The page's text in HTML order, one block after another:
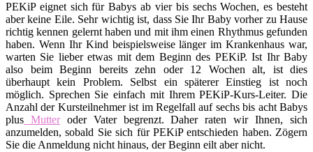
PEKiP eignet sich für Babys ab vier bis sechs Wochen, es besteht
aber keine Eile. Sehr wichtig ist, dass Sie Ihr Baby vorher zu Hause
richtig kennen gelernt haben und mit ihm einen Rhythmus gefunden
haben. Wenn Ihr Kind beispielsweise länger im Krankenhaus war,
warten Sie lieber etwas mit dem Beginn des PEKiP. Ist Ihr Baby
also beim Beginn bereits zehn oder 12 Wochen alt, ist dies
überhaupt kein Problem. Selbst ein späterer Einstieg ist noch
möglich. Sprechen Sie einfach mit Ihrem PEKiP-Kurs-Leiter. Die
Anzahl der Kursteilnehmer ist im Regelfall auf sechs bis acht Babys
plus Mutteroder Vater begrenzt. Daher raten wir Ihnen, sich
anzumelden, sobald Sie sich für PEKiP entschieden haben. Zögern
Sie die Anmeldung nicht hinaus, der Beginn eilt aber nicht.